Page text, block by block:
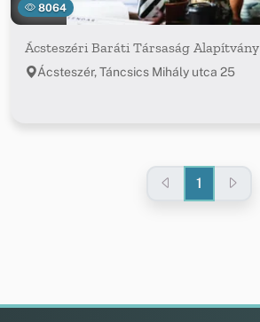
8064
Ácsteszéri Baráti Társaság Alapítvány
Ácsteszér, Táncsics Mihály utca 25
1